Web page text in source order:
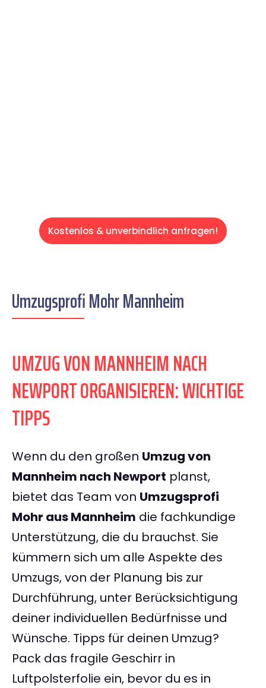
Kostenlos & unverbindlich anfragen!
Umzugsprofi Mohr Mannheim
UMZUG VON MANNHEIM NACH
NEWPORT ORGANISIEREN: WICHTIGE
TIPPS
Wenn du den großen Umzug von
Mannheim nach Newport planst,
bietet das Team von Umzugsprofi
Mohr aus Mannheim die fachkundige
Unterstützung, die du brauchst. Sie
kümmern sich um alle Aspekte des
Umzugs, von der Planung bis zur
Durchführung, unter Berücksichtigung
deiner individuellen Bedürfnisse und
Wünsche. Tipps für deinen Umzug?
Pack das fragile Geschirr in
Luftpolsterfolie ein, bevor du es in